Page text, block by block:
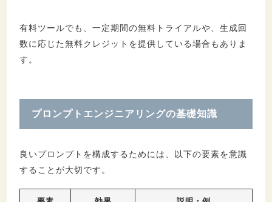
有料ツールでも、一定期間の無料トライアルや、生成回
数に応じた無料クレジットを提供している場合もありま
す。
プロンプトエンジニアリングの基礎知識
良いプロンプトを構成するためには、以下の要素を意識
することが大切です。